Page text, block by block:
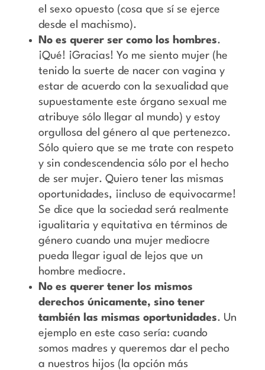
el sexo opuesto (cosa que sí se ejerce
desde el machismo).
No es querer ser como los hombres.
¡Qué! ¡Gracias! Yo me siento mujer (he
tenido la suerte de nacer con vagina y
estar de acuerdo con la sexualidad que
supuestamente este órgano sexual me
atribuye sólo llegar al mundo) y estoy
orgullosa del género al que pertenezco.
Sólo quiero que se me trate con respeto
y sin condescendencia sólo por el hecho
de ser mujer. Quiero tener las mismas
oportunidades, ¡incluso de equivocarme!
Se dice que la sociedad será realmente
igualitaria y equitativa en términos de
género cuando una mujer mediocre
pueda llegar igual de lejos que un
hombre mediocre.
No es querer tener los mismos
derechos únicamente, sino tener
también las mismas oportunidades. Un
ejemplo en este caso sería: cuando
somos madres y queremos dar el pecho
a nuestros hijos (la opción más